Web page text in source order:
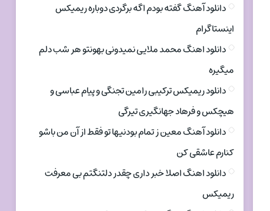
دانلود آهنگ گفته بودم اگه برگردی دوباره ریمیکس
اینستاگرام
دانلود اهنگ محمد ملایی نمیدونی بهونتو هر شب دلم
میگیره
دانلود ریمیکس ترکیبی رامین تجنگی و پیام عباسی و
هیچکس و فرهاد جهانگیری تیرگی
دانلود آهنگ معین ز تمام بودنیها تو فقط از آن من باشو
کنارم عاشقی کن
دانلود اهنگ اصلا خبر داری چقدر دلتنگتم بی معرفت
ریمیکس